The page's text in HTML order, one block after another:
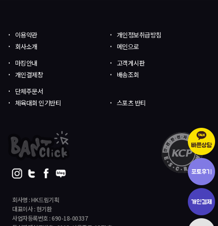
회사명 : HK드림기획
대표이사 : 현기환
사업자등록번호 : 690-18-00337
이용약관
개인정보취급방침
회사소개
메인으로
마킹안내
고객게시판
개인결제창
배송조회
단체주문서
체육대회 인기반티
스포츠 반티